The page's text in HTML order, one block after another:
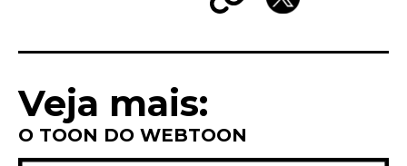
Veja mais:
O TOON DO WEBTOON